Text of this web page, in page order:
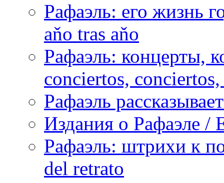
Рафаэль: его жизнь
aňo tras aňo
Рафаэль: концерты,
conciertos,
Рафаэль
Издания о Рафаэле /
Рафаэль: штрихи к
del retrato